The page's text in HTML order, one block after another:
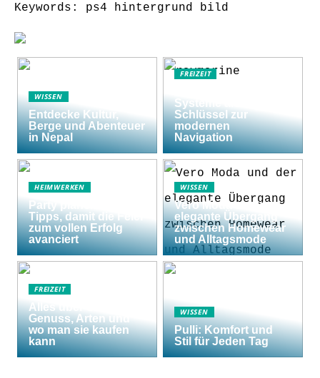
Keywords: ps4 hintergrund bild
WISSEN
Entdecke Kultur,
Berge und Abenteuer
in Nepal
FREIZEIT
Systeme als
Schlüssel zur
modernen
Navigation
HEIMWERKEN
Party planen: 5
Tipps, damit die Feier
zum vollen Erfolg
avanciert
WISSEN
Vero Moda und der
elegante Übergang
zwischen Homewear
und Alltagsmode
FREIZEIT
Alles über Shishas:
Genuss, Arten und
wo man sie kaufen
kann
WISSEN
Pulli: Komfort und
Stil für Jeden Tag